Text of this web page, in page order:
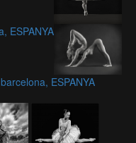
ESPANYA
ESPANYA